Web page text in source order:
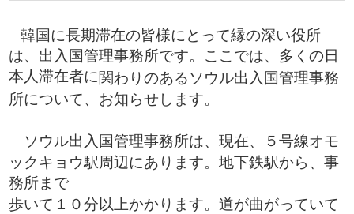
​韓国に長期滞在の皆様にとって縁の深い役所
は、出入国管理事務所です。ここでは、多くの日
本人滞在者に関わりのあるソウル出入国管理事務
所について、お知らせします。
ソウル出入国管理事務所は、現在、５号線オモ
ックキョウ駅周辺にあります。地下鉄駅から、事
務所まで
歩いて１０分以上かかります。道が曲がっていて